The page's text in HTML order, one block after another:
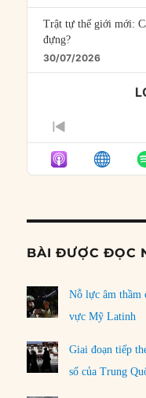
Trật tự thế giới mới:
đựng?
30/07/2026
PREVIOUS
EPISODE
BÀI ĐƯỢC ĐỌC
Nỗ lực âm thầm
vực Mỹ Latinh
Giai đoạn tiếp
số của Trung